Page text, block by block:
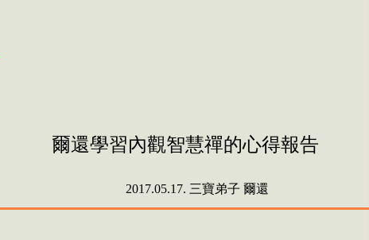
爾還學習內觀智慧禪的心得報告
2017.05.17. 三寶弟子 爾還